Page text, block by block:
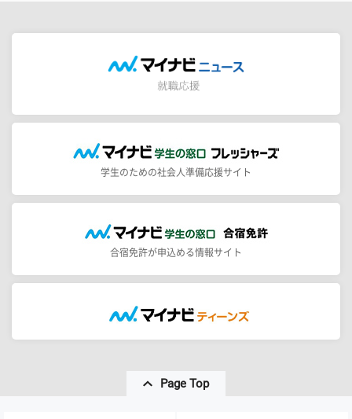
学生のための社会人準備応援サイト
合宿免許が申込める情報サイト
Page Top